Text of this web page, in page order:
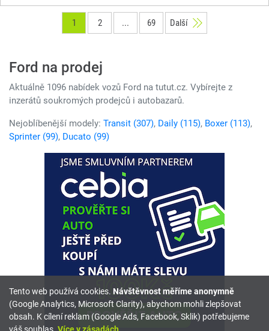
1 2 ... 69 Další
Ford na prodej
Aktuálně 1096 nabídek vozů Ford na tutut.cz. Vybírejte z
inzerátů soukromých prodejců i autobazarů.
Nejoblíbenější modely: Transit (307), Daily (115), Boxer (113),
Sprinter (99), Ducato (99)
Tento web používá cookies. Návštěvnost měříme anonymně
(Google Analytics, Microsoft Clarity), abychom mohli zlepšovat
obsah. K cílení reklam (Google Ads, Facebook, Sklik) potřebujeme